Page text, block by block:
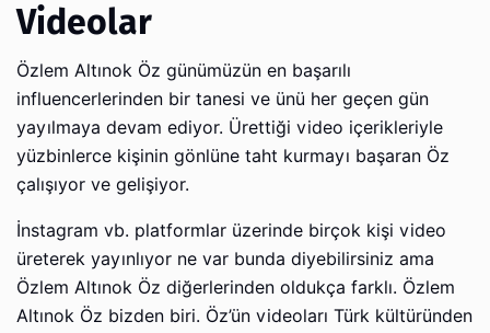
Videolar
Özlem Altınok Öz günümüzün en başarılı
influencerlerinden bir tanesi ve ünü her geçen gün
yayılmaya devam ediyor. Ürettiği video içerikleriyle
yüzbinlerce kişinin gönlüne taht kurmayı başaran Öz
çalışıyor ve gelişiyor.
İnstagram vb. platformlar üzerinde birçok kişi video
üreterek yayınlıyor ne var bunda diyebilirsiniz ama
Özlem Altınok Öz diğerlerinden oldukça farklı. Özlem
Altınok Öz bizden biri. Öz’ün videoları Türk kültüründen